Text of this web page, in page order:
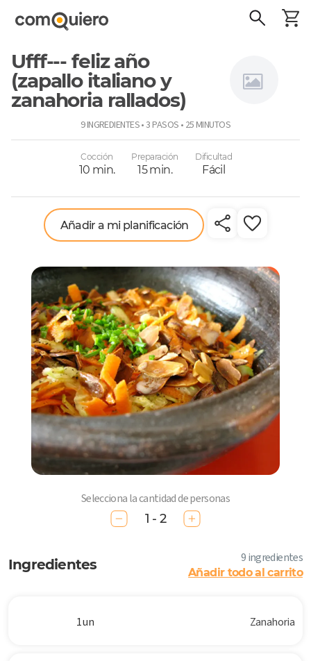
Ufff--- feliz año
(zapallo italiano y
zanahoria rallados)
9 INGREDIENTES • 3 PASOS • 25 MINUTOS
Cocción
10 min.
Preparación
15 min.
Dificultad
Fácil
Añadir a mi planificación
Selecciona la cantidad de personas
1 - 2
Ingredientes 9 ingredientes
Añadir todo al carrito
1 un Zanahoria